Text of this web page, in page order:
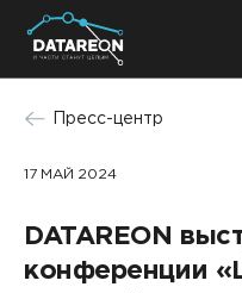
+7 (495) 280-08-01
Услуги
Решения
Пресс-центр
17 МАЙ 2024
DATAREON
конференции